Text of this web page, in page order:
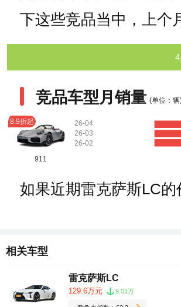
下这些竞品当中，上个
竞品车型月销量 (单位：辆
8.9折起
911
26-04
26-03
26-02
如果近期雷克萨斯LC
相关车型
雷克萨斯LC
129.6万元 9.01万